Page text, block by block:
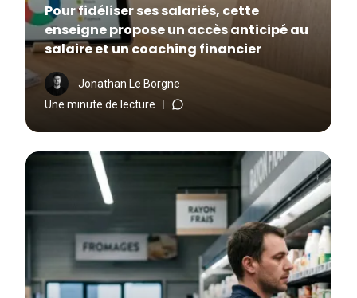
Pour fidéliser ses salariés, cette
enseigne propose un accès anticipé au
salaire et un coaching financier
Jonathan Le Borgne
Une minute de lecture